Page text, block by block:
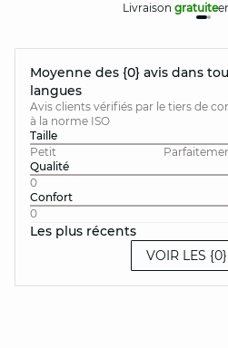
Livraison gratuite
Moyenne des {0} avis dans
langues
Avis clients vérifiés par le tiers de
à la norme ISO
Taille
Petit
Qualité
0
Confort
0
Les plus récents
VOIR LES